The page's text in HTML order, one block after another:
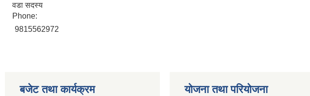
वडा सदस्य
Phone:
9815562972
बजेट तथा कार्यक्रम योजना तथा परियोजना